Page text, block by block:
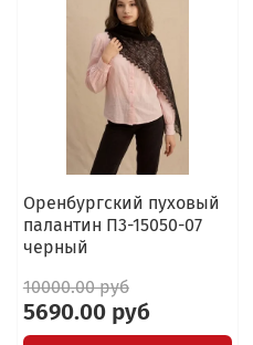
Оренбургский пуховый
палантин П3-15050-07
черный
10000.00 руб
5690.00 руб